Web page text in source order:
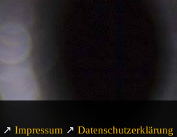
↗ Impressum ↗ Datenschutzerklärung